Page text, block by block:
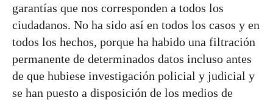
garantías que nos corresponden a todos los
ciudadanos. No ha sido así en todos los casos y en
todos los hechos, porque ha habido una filtración
permanente de determinados datos incluso antes
de que hubiese investigación policial y judicial y
se han puesto a disposición de los medios de